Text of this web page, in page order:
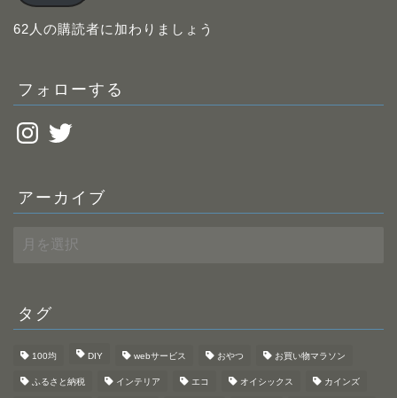
ド
レ
62人の購読者に加わりましょう
フォローする
Instagram
Twitter
アーカイブ
ー
ブ
タグ
100均 DIY webサービス おやつ お買い物マラソン
ふるさと納税 インテリア エコ オイシックス カインズ